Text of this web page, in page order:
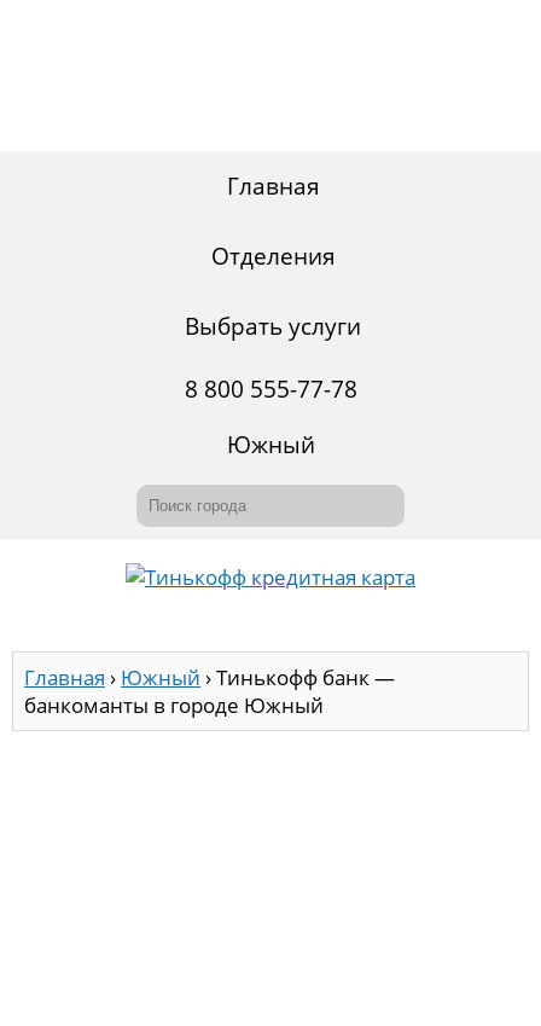
Главная
Отделения
Выбрать услуги
8 800 555-77-78
Южный
Главная › Южный ›Тинькофф банк —
банкоманты в городе Южный